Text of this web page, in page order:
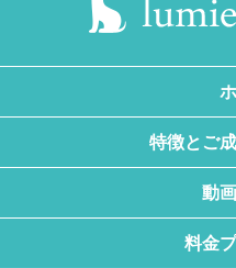
特徴とご
動
料金